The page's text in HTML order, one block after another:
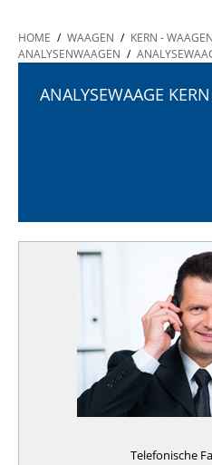
HOME / WAAGEN / KERN - WAAGEN
ANALYSENWAAGEN /
ANALYSEWAAGE
Telefonische